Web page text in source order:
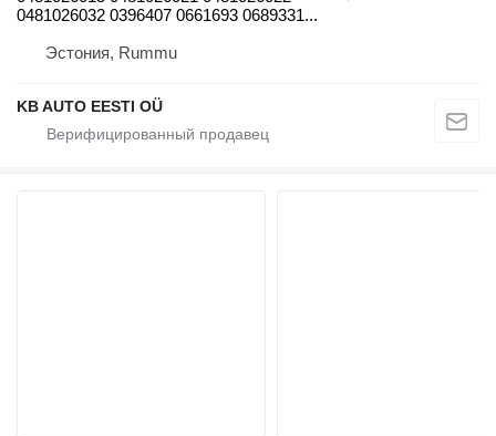
0481026032 0396407 0661693 0689331...
Эстония, Rummu
KB AUTO EESTI OÜ